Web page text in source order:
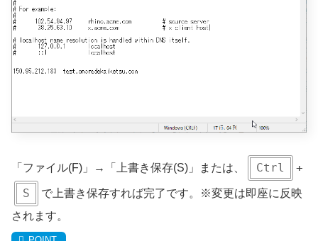
「ファイル(F)」→「上書き保存(S)」または、 Ctrl
+
S
で上書き保存すれば完了です。※変更は即座に反映
されます。